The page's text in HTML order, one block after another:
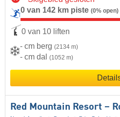
0 van 142 km piste (0% open)
0 van 10 liften
- cm berg (2134 m)
- cm dal (1052 m)
Red Mountain Resort –